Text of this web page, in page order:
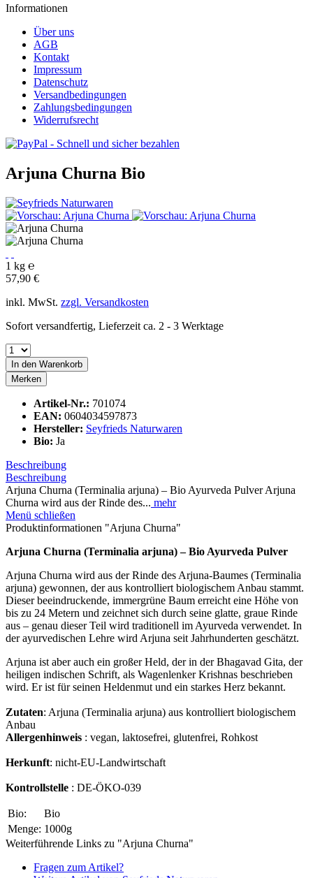
Informationen
Über uns
AGB
Kontakt
Impressum
Datenschutz
Versandbedingungen
Zahlungsbedingungen
Widerrufsrecht
Arjuna Churna Bio
1 kg ℮
57,90 €
inkl. MwSt. zzgl. Versandkosten
Sofort versandfertig, Lieferzeit ca. 2 - 3 Werktage
In den Warenkorb
Merken
Artikel-Nr.: 701074
EAN: 0604034597873
Hersteller: Seyfrieds Naturwaren
Bio: Ja
Beschreibung
Beschreibung
Arjuna Churna (Terminalia arjuna) – Bio Ayurveda Pulver Arjuna
Churna wird aus der Rinde des... mehr
Menü schließen
Produktinformationen "Arjuna Churna"
Arjuna Churna (Terminalia arjuna) – Bio Ayurveda Pulver
Arjuna Churna wird aus der Rinde des Arjuna-Baumes (Terminalia
arjuna) gewonnen, der aus kontrolliert biologischem Anbau stammt.
Dieser beeindruckende, immergrüne Baum erreicht eine Höhe von
bis zu 24 Metern und zeichnet sich durch seine glatte, graue Rinde
aus – genau dieser Teil wird traditionell im Ayurveda verwendet. In
der ayurvedischen Lehre wird Arjuna seit Jahrhunderten geschätzt.
Arjuna ist aber auch ein großer Held, der in der Bhagavad Gita, der
heiligen indischen Schrift, als Wagenlenker Krishnas beschrieben
wird. Er ist für seinen Heldenmut und ein starkes Herz bekannt.
Zutaten: Arjuna (Terminalia arjuna) aus kontrolliert biologischem
Anbau
Allergenhinweis : vegan, laktosefrei, glutenfrei, Rohkost
Herkunft: nicht-EU-Landwirtschaft
Kontrollstelle : DE-ÖKO-039
Bio:
Bio
Menge: 1000g
Weiterführende Links zu "Arjuna Churna"
Fragen zum Artikel?